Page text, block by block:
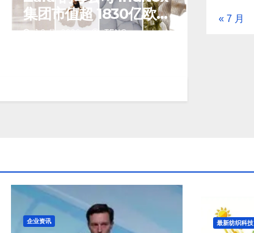
集团市值超 1830亿欧
元，创历史新高
J 8 月, 2026 TENG
« 7 月
企业资讯 最新纺织科技